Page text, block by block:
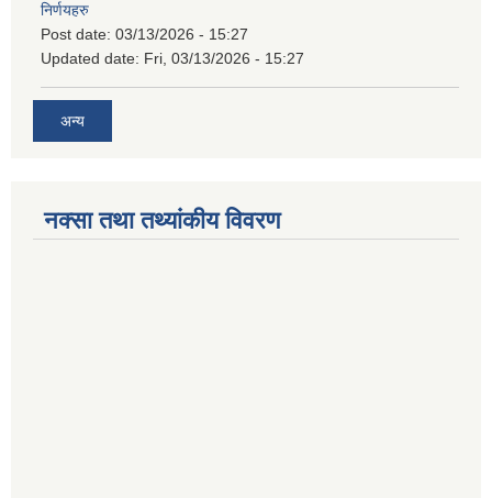
निर्णयहरु
Post date: 03/13/2026 - 15:27
Updated date: Fri, 03/13/2026 - 15:27
अन्य
नक्सा तथा तथ्यांकीय विवरण